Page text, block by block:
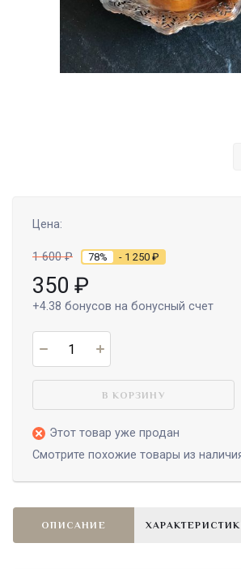
Цена:
1 600₽ 78% - 1 250 ₽
350 ₽
+4.38 бонусов на бонусный счет
В КОРЗИНУ
Этот товар уже продан
Смотрите похожие товары из
ОПИСАНИЕ